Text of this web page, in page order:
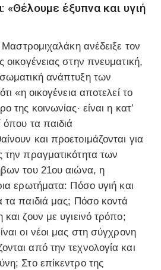
«Θέλουμε έξυπνα και υγιή
ανέδειξε τον
οικογένειας στην πνευματική,
ανάπτυξη των
«η οικογένεια αποτελεί το
της κοινωνίας· είναι η κατ’
όπου τα παιδιά
και προετοιμάζονται για
πραγματικότητα των
του 21ου αιώνα, η
ερωτήματα: Πόσο υγιή και
τα παιδιά μας; Πόσο κοντά
ζουν με υγιεινό τρόπο;
οι νέοι μας στη σύγχρονη
από την τεχνολογία και
Στο επίκεντρο της